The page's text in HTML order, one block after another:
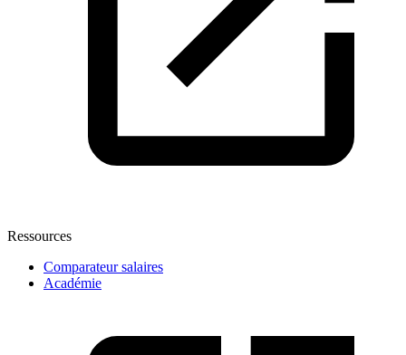
Ressources
Comparateur salaires
Académie